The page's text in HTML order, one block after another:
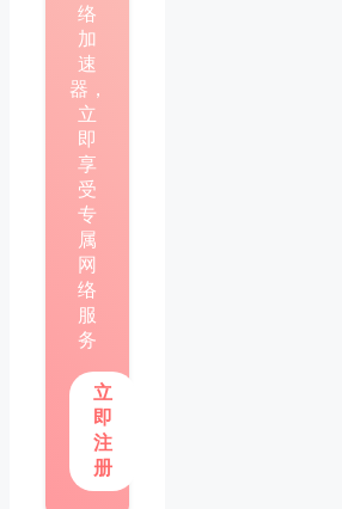
络
加
速
器，
立
即
享
受
专
属
网
络
服
务
立
即
注
册